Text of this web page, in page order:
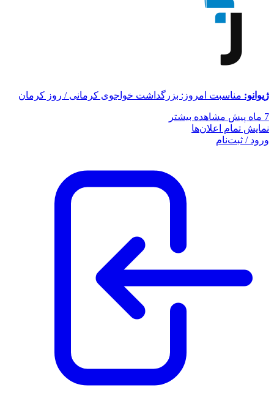
ژیوانو: مناسبت امروز: بزرگداشت خواجوی کرمانی / روز کرمان
7 ماه پیش
مشاهده بیشتر
نمایش تمام اعلان‌ها
ورود / ثبت‌نام